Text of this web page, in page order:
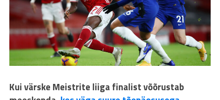
Kui värske Meistrite liiga finalist võõrustab